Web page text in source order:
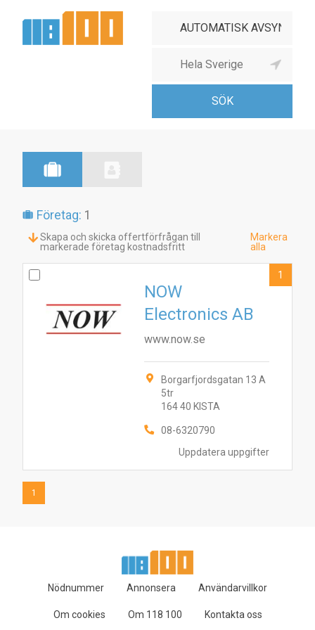
Företag: 1
Skapa och skicka offertförfrågan till
markerade företag kostnadsfritt
Markera
alla
Uppdatera uppgifter
NOW
Electronics AB
www.now.se
Borgarfjordsgatan 13 A
5tr
164 40 KISTA
08-6320790
1
1
Nödnummer Annonsera Användarvillkor
Om cookies Om 118 100 Kontakta oss